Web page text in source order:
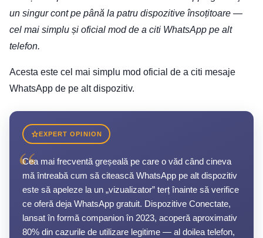
un singur cont pe până la patru dispozitive însoțitoare —
cel mai simplu și oficial mod de a citi WhatsApp pe alt
telefon.
Acesta este cel mai simplu mod oficial de a citi mesaje
WhatsApp de pe alt dispozitiv.
EXPERT OPINION
“
Cea mai frecventă greșeală pe care o văd când cineva
mă întreabă cum să citească WhatsApp pe alt dispozitiv
este să apeleze la un „vizualizator” terț înainte să verifice
ce oferă deja WhatsApp gratuit. Dispozitive Conectate,
lansat în formă companion în 2023, acoperă aproximativ
80% din cazurile de utilizare legitime — al doilea telefon,